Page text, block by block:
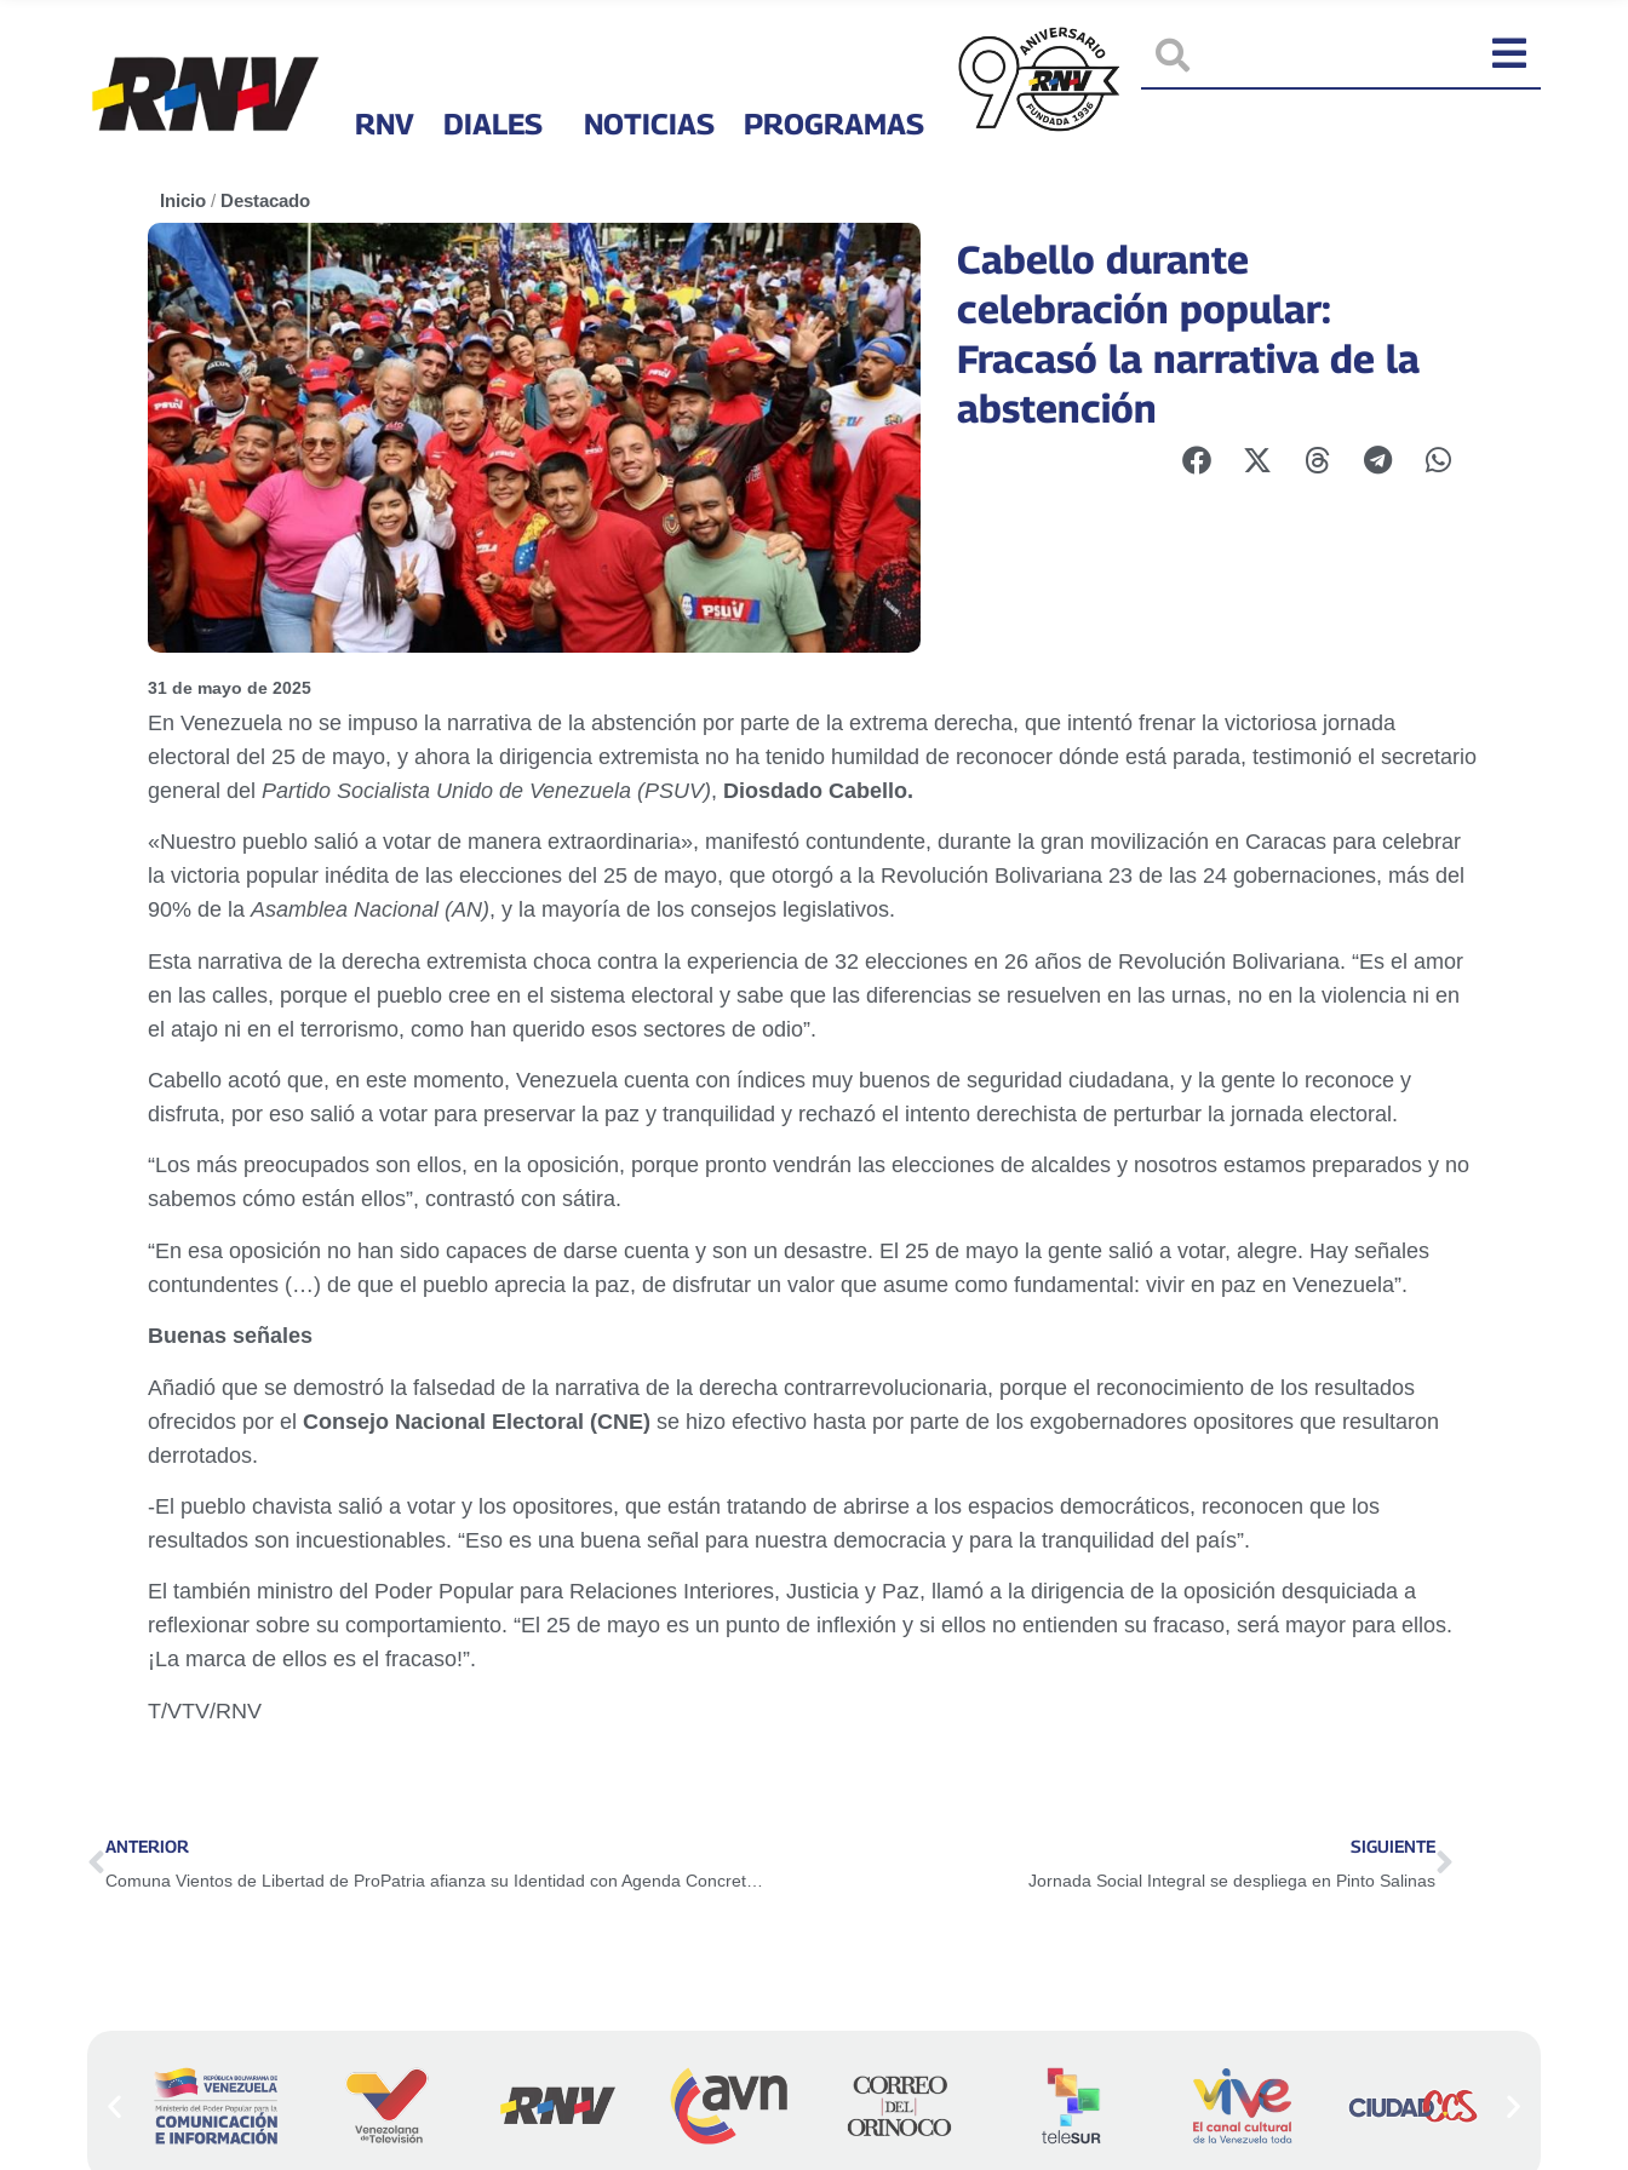
RNV DIALES NOTICIAS PROGRAMAS
Inicio / Destacado
Cabello durante
celebración popular:
Fracasó la narrativa de la
abstención
31 de mayo de 2025
En Venezuela no se impuso la narrativa de la abstención por parte de la extrema derecha, que intentó frenar la victoriosa jornada
electoral del 25 de mayo, y ahora la dirigencia extremista no ha tenido humildad de reconocer dónde está parada, testimonió el secretario
general del Partido Socialista Unido de Venezuela (PSUV), Diosdado Cabello.
«Nuestro pueblo salió a votar de manera extraordinaria», manifestó contundente, durante la gran movilización en Caracas para celebrar
la victoria popular inédita de las elecciones del 25 de mayo, que otorgó a la Revolución Bolivariana 23 de las 24 gobernaciones, más del
90% de laAsamblea Nacional (AN), y la mayoría de los consejos legislativos.
Esta narrativa de la derecha extremista choca contra la experiencia de 32 elecciones en 26 años de Revolución Bolivariana. “Es el amor
en las calles, porque el pueblo cree en el sistema electoral y sabe que las diferencias se resuelven en las urnas, no en la violencia ni en
el atajo ni en el terrorismo, como han querido esos sectores de odio”.
Cabello acotó que, en este momento, Venezuela cuenta con índices muy buenos de seguridad ciudadana, y la gente lo reconoce y
disfruta, por eso salió a votar para preservar la paz y tranquilidad y rechazó el intento derechista de perturbar la jornada electoral.
“Los más preocupados son ellos, en la oposición, porque pronto vendrán las elecciones de alcaldes y nosotros estamos preparados y no
sabemos cómo están ellos”, contrastó con sátira.
“En esa oposición no han sido capaces de darse cuenta y son un desastre. El 25 de mayo la gente salió a votar, alegre. Hay señales
contundentes (…) de que el pueblo aprecia la paz, de disfrutar un valor que asume como fundamental: vivir en paz en Venezuela”.
Buenas señales
Añadió que se demostró la falsedad de la narrativa de la derecha contrarrevolucionaria, porque el reconocimiento de los resultados
ofrecidos por el Consejo Nacional Electoral (CNE) se hizo efectivo hasta por parte de los exgobernadores opositores que resultaron
derrotados.
-El pueblo chavista salió a votar y los opositores, que están tratando de abrirse a los espacios democráticos, reconocen que los
resultados son incuestionables. “Eso es una buena señal para nuestra democracia y para la tranquilidad del país”.
El también ministro del Poder Popular para Relaciones Interiores, Justicia y Paz, llamó a la dirigencia de la oposición desquiciada a
reflexionar sobre su comportamiento. “El 25 de mayo es un punto de inflexión y si ellos no entienden su fracaso, será mayor para ellos.
¡La marca de ellos es el fracaso!”.
T/VTV/RNV
ANTERIOR SIGUIENTE
Jornada Social Integral se despliega en Pinto Salinas